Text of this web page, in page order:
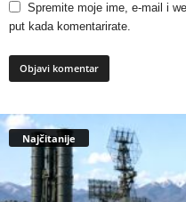
Spremite moje ime, e-mail i
put kada komentarirate.
Najčitanije